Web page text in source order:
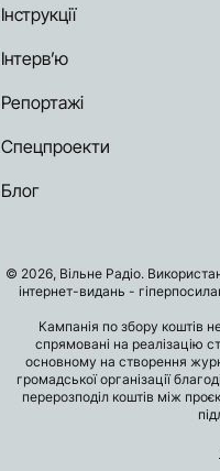
Інструкції
Інтерв’ю
Репортажі
Спецпроекти
Блог
© 2026, Вільне Радіо.
інтернет-видань -
Кампанія по збору коштів
спрямовані на реалізацію
основному на створення
громадської організації
перерозподіл коштів між